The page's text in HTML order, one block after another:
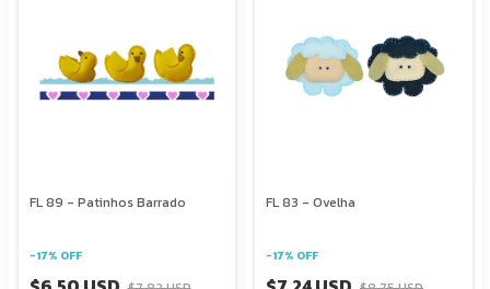
FL 89 - Patinhos Barrado
-17% OFF
FL 83 - Ovelha
-17% OFF